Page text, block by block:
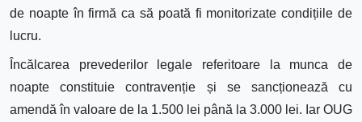
de noapte în firmă ca să poată fi monitorizate condițiile de
lucru.
ncălcarea prevederilor legale referitoare la munca de
noapte constituie contravenție și se sancționează cu
amendă în valoare de la 1.500 lei până la 3.000 lei. Iar OUG